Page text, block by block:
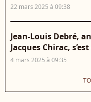
22 mars 2025 à 09:38
Jean-Louis Debré,
Jacques Chirac,
4 mars 2025 à 09:35